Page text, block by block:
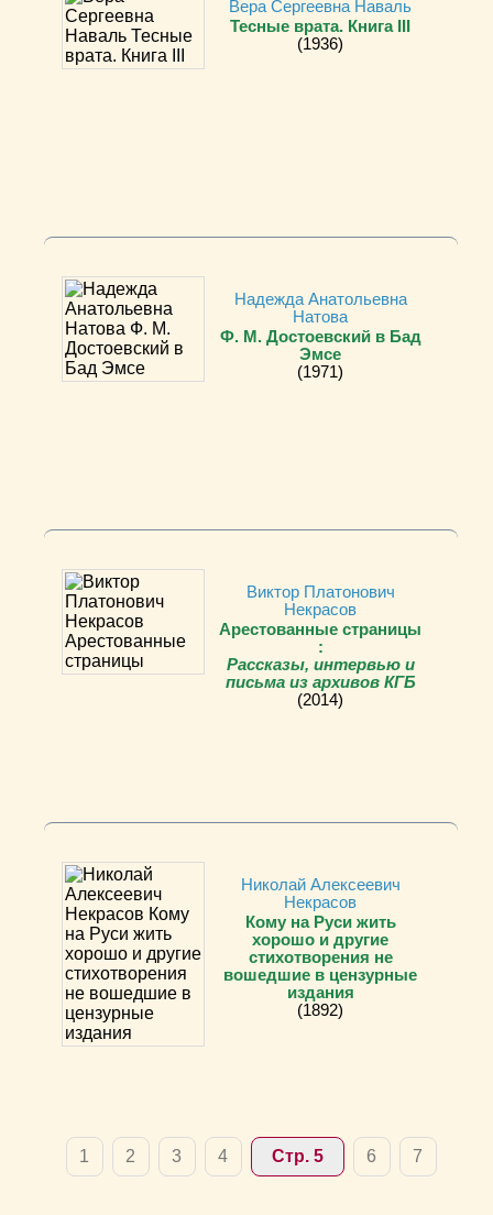
Вера Сергеевна Наваль
Тесные врата. Книга III
(1936)
Надежда Анатольевна
Натова
Ф. М. Достоевский в Бад
Эмсе
(1971)
Виктор Платонович
Некрасов
Арестованные страницы
:
Рассказы, интервью и
письма из архивов КГБ
(2014)
Николай Алексеевич
Некрасов
Кому на Руси жить
хорошо и другие
стихотворения не
вошедшие в цензурные
издания
(1892)
1 2 3 4 Стр. 5 6 7